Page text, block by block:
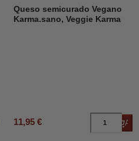
Queso semicurado Vegano
Karma.sano, Veggie Karma
11,95 €